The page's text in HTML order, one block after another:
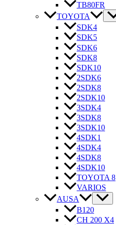
TB80FR
TOYOTA
SDK4
SDK5
SDK6
SDK8
SDK10
2SDK6
2SDK8
2SDK10
3SDK4
3SDK8
3SDK10
4SDK1
4SDK4
4SDK8
4SDK10
TOYOTA 8
VARIOS
AUSA
B120
CH 200 X4